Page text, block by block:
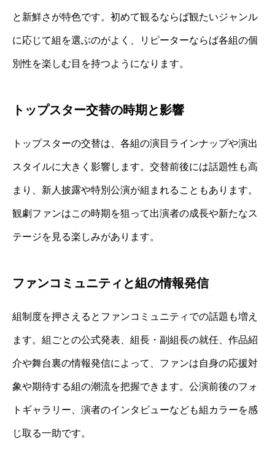
と新鮮さが特色です。初めて観るならば観たいジャンル
に応じて組を選ぶのがよく、リピーターならば各組の個
別性を楽しむ目を持つようになります。
トップスター交替の時期と影響
トップスターの交替は、各組の演目ラインナップや演出
スタイルに大きく影響します。交替前後には話題性も高
まり、新人披露や特別公演が組まれることもあります。
観劇ファンはこの時期を狙って出演者の成長や新たなス
テージを見る楽しみがあります。
ファンコミュニティと組の情報発信
組制度を押さえるとファンコミュニティでの話題も増え
ます。組ごとの公式発表、組長・副組長の就任、作品紹
介や舞台裏の情報発信によって、ファンは自身の応援対
象や期待する組の潮流を把握できます。公演前後のフォ
トギャラリー、演者のインタビューなども組カラーを感
じ取る一助です。